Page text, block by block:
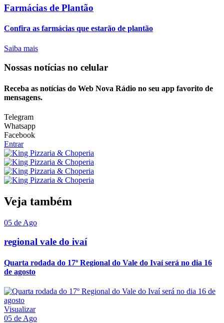
Farmácias de Plantão
Confira as farmácias que estarão de plantão
Saiba mais
Nossas notícias no celular
Receba as notícias do Web Nova Rádio no seu app favorito de
mensagens.
Telegram
Whatsapp
Facebook
Entrar
Veja também
05 de Ago
regional vale do ivaí
Quarta rodada do 17º Regional do Vale do Ivaí será no dia 16
de agosto
Visualizar
05 de Ago